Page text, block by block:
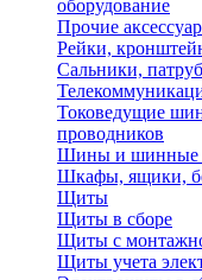
оборудование
Прочие
Рейки,
Сальники,
Токоведущие
проводников
Шины и шинные
Шкафы, ящики,
Щиты
Щиты в сборе
Щиты с
Щиты учета